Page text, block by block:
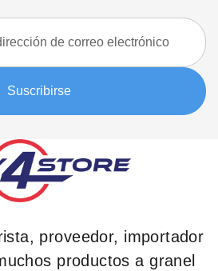
Suscribirse
proveedor, importador
productos a granel